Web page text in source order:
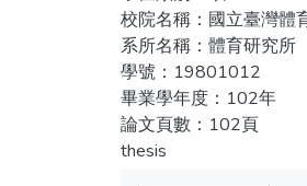
校院名稱：國立臺灣體
系所名稱：體育研究所
學號：19801012
畢業學年度：102年
論文頁數：102頁
thesis